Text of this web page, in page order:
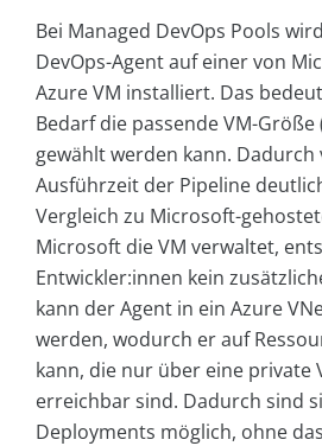
Bei Managed DevOps Pools
DevOps-Agent auf einer von
Azure VM installiert. Das
Bedarf die passende VM-Größe
gewählt werden kann.
Ausführzeit der Pipeline
Vergleich zu Microsoft-
Microsoft die VM verwaltet,
Entwickler:innen kein
kann der Agent in ein Azure
werden, wodurch er auf
kann, die nur über eine private
erreichbar sind. Dadurch sind
Deployments möglich, ohne